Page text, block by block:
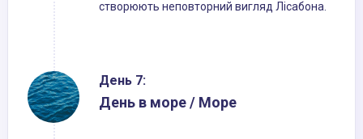
створюють неповторний вигляд Лісабона.
День 7:
День в море / Море